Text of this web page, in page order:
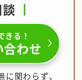
きる！
わせ
関わらず、